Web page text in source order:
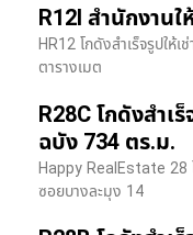
R12I สำนักงานใ
HR12 โกดังสำเร็จรูปใ
ตารางเมต
R28C โกดังสำเ
ฉบัง 734 ตร.ม.
Happy RealEstate 28
ซอยบางละมุง 14